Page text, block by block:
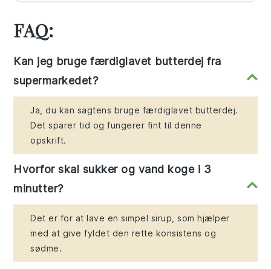
FAQ:
Kan jeg bruge færdiglavet butterdej fra
supermarkedet?
Ja, du kan sagtens bruge færdiglavet butterdej.
Det sparer tid og fungerer fint til denne
opskrift.
Hvorfor skal sukker og vand koge i 3
minutter?
Det er for at lave en simpel sirup, som hjælper
med at give fyldet den rette konsistens og
sødme.